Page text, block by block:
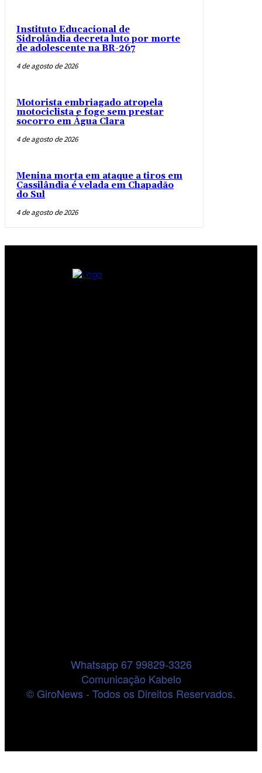
Instituto Educacional de
Sidrolândia decreta luto por morte
de adolescente na BR-267
4 de agosto de 2026
Motorista embriagado atropela
motociclista e foge sem prestar
socorro em Água Clara
4 de agosto de 2026
Menina morta em ataque a tiros em
Cassilândia é velada em Chapadão
do Sul
4 de agosto de 2026
Whatsapp 67 99829-3326
Comunicação Kabelo
© GiroNews - Todos os Direitos Reservados.